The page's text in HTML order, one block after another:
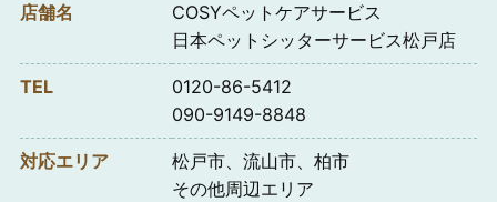
店舗名
COSYペットケアサービス
日本ペットシッターサービス松戸店
TEL
0120-86-5412
090-9149-8848
対応エリア
松戸市、流山市、柏市
その他周辺エリア